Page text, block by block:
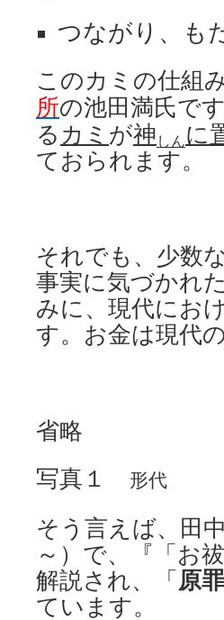
つながり、も
このカミの仕組
所の池田満氏で
る カミ が神 しんに
ておられます。
それでも、少数
事実に気づかれ
みに、現代にお
す。お金は現代の
省略
写真１
形代
そう言えば、田
～）で、『「お
解説され、「 原罪
ています。